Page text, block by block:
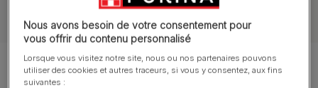
Tous nos articles sur les chiens
Montrer 12 sur 100 articles
Nous avons besoin de votre consentement pour
vous offrir du contenu personnalisé
Lorsque vous visitez notre site, nous ou nos partenaires pouvons
utiliser des cookies et autres traceurs, si vous y consentez, aux fins
suivantes :